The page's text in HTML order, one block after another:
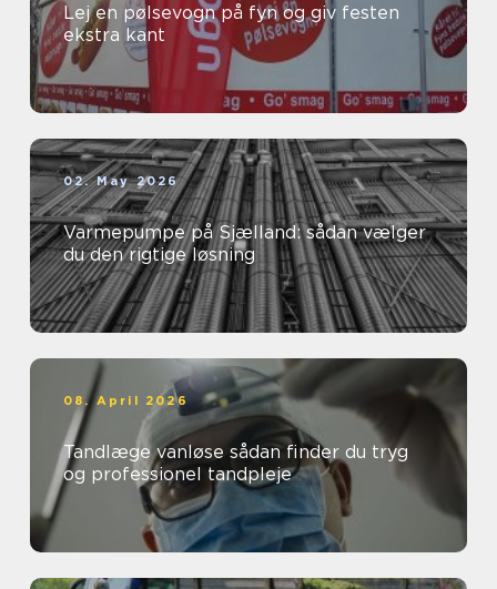
Lej en pølsevogn på fyn og giv festen
ekstra kant
02. May 2026
Varmepumpe på Sjælland: sådan vælger
du den rigtige løsning
08. April 2026
Tandlæge vanløse sådan finder du tryg
og professionel tandpleje